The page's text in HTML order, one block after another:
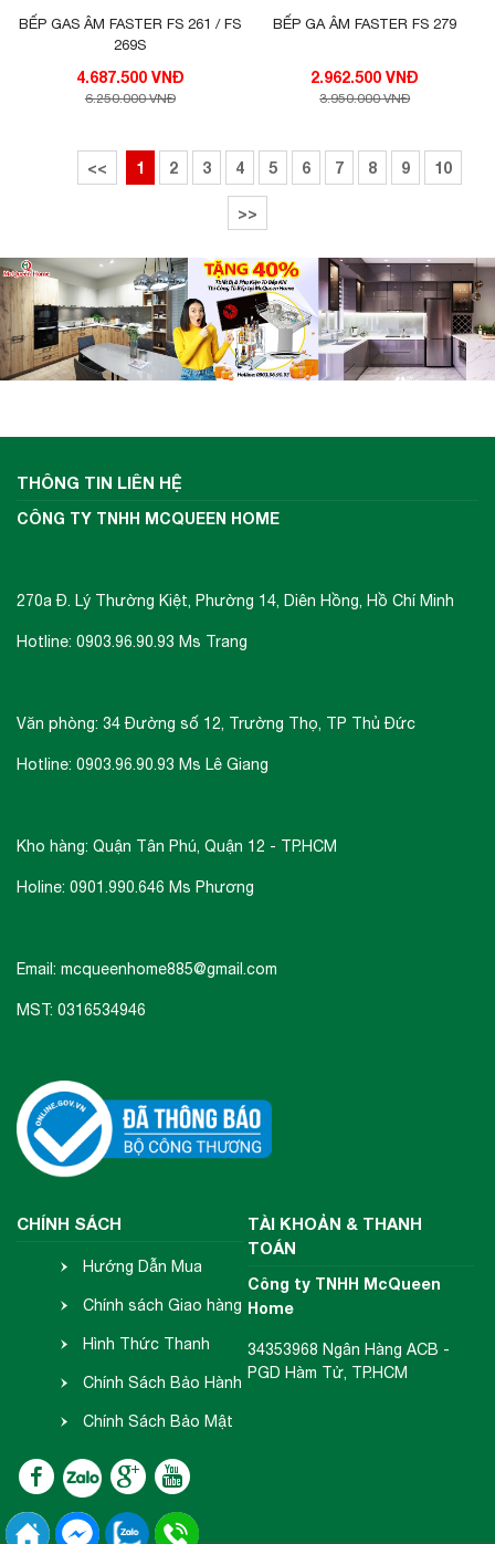
BẾP GAS ÂM FASTER FS 261 / FS
269S
4.687.500 VNĐ
6.250.000 VNĐ
BẾP GA ÂM FASTER FS 279
2.962.500 VNĐ
3.950.000 VNĐ
<< 1 2 3 4 5 6 7 8 9 10
>>
THÔNG TIN LIÊN HỆ
CÔNG TY TNHH MCQUEEN HOME
270a Đ. Lý Thường Kiệt, Phường 14, Diên Hồng, Hồ Chí Minh
Hotline: 0903.96.90.93 Ms Trang
Văn phòng: 34 Đường số 12, Trường Thọ, TP Thủ Đức
Hotline: 0903.96.90.93 Ms Lê Giang
Kho hàng: Quận Tân Phú, Quận 12 - TP.HCM
Holine: 0901.990.646 Ms Phương
Email: mcqueenhome885@gmail.com
MST: 0316534946
CHÍNH SÁCH
Hướng Dẫn Mua
Hàng
Chính sách Giao hàng
- Nhận hàng
Hình Thức Thanh
Toán
Chính Sách Bảo Hành
- Đổi Trả
Chính Sách Bảo Mật
Thông Tin
TÀI KHOẢN & THANH
TOÁN
Công ty TNHH McQueen
Home
34353968 Ngân Hàng ACB -
PGD Hàm Tử, TP.HCM